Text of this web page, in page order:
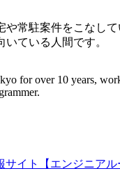
常駐案件をこなして
ている人間です。
for over 10 years,
イト【エンジニアル